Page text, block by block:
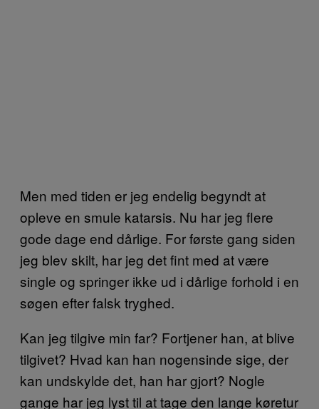
Men med tiden er jeg endelig begyndt at
opleve en smule katarsis. Nu har jeg flere
gode dage end dårlige. For første gang siden
jeg blev skilt, har jeg det fint med at være
single og springer ikke ud i dårlige forhold i en
søgen efter falsk tryghed.
Kan jeg tilgive min far? Fortjener han, at blive
tilgivet? Hvad kan han nogensinde sige, der
kan undskylde det, han har gjort? Nogle
gange har jeg lyst til at tage den lange køretur